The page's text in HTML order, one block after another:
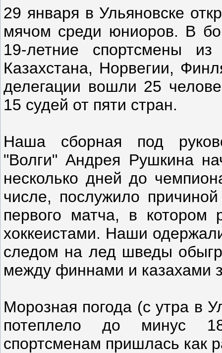
29 января в Ульяновске
мячом среди юниоров. В
19-летние спортсмены
Казахстана, Норвегии,
делегации вошли 25
15 судей от пяти стран.
Наша сборная под
"Волги" Андрея Рушкина
несколько дней до
числе, послужило
первого матча, в котором
хоккеистами. Наши
следом на лед шведы
между финнами и казахами
Морозная погода (с утра в
потеплело до минус
спортсменам пришлась как